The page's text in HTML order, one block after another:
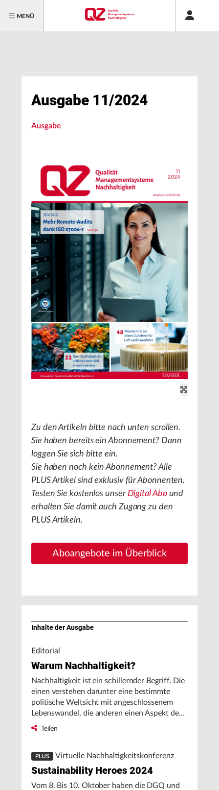
MENÜ
Ausgabe 11/2024
Ausgabe
Zu den Artikeln bitte nach unten scrollen.
Sie haben bereits ein Abonnement? Dann
loggen Sie sich bitte ein.
Sie haben noch kein Abonnement? Alle
PLUS Artikel sind exklusiv für Abonnenten.
Testen Sie kostenlos unser Digital Abound
erhalten Sie damit auch Zugang zu den
PLUS Artikeln.
Aboangebote im Überblick
Inhalte der Ausgabe
Editorial
Warum Nachhaltigkeit?
Nachhaltigkeit ist ein schillernder Begriff. Die
einen verstehen darunter eine bestimmte
politische Weltsicht mit angeschlossenem
Lebenswandel, die anderen einen Aspekt des
guten Wirtschaftens, die dritten ein
Teilen
PLUS Virtuelle Nachhaltigkeitskonferenz
Sustainability Heroes 2024
Vom 8. Bis 10. Oktober haben die DGQ und